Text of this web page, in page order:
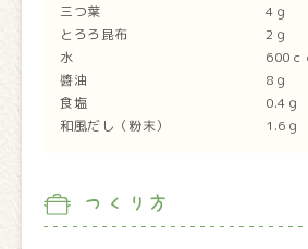
三つ葉 4ｇ
とろろ昆布 2ｇ
水 600ｃ
醬油 8ｇ
食塩 0.4ｇ
和風だし（粉末） 1.6ｇ
つくり方